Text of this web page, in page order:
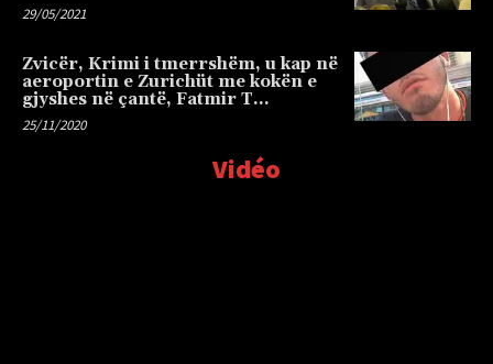
29/05/2021
Zvicër, Krimi i tmerrshëm, u kap në
aeroportin e Zurichüt me kokën e
gjyshes në çantë, Fatmir T…
25/11/2020
Vidéo